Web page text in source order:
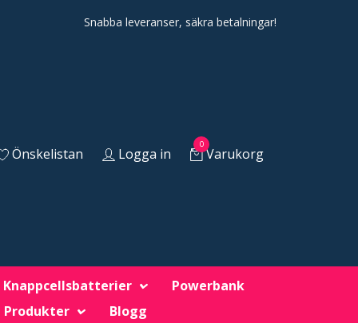
Snabba leveranser, säkra betalningar!
Önskelistan Logga in
0
Varukorg
Knappcellsbatterier
Powerbank
Produkter
Blogg